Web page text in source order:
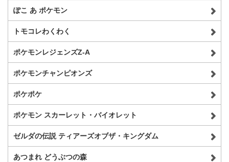
ぽこ あ ポケモン
トモコレわくわく
ポケモンレジェンズZ-A
ポケモンチャンピオンズ
ポケポケ
ポケモン スカーレット・バイオレット
ゼルダの伝説 ティアーズオブザ・キングダム
あつまれ どうぶつの森